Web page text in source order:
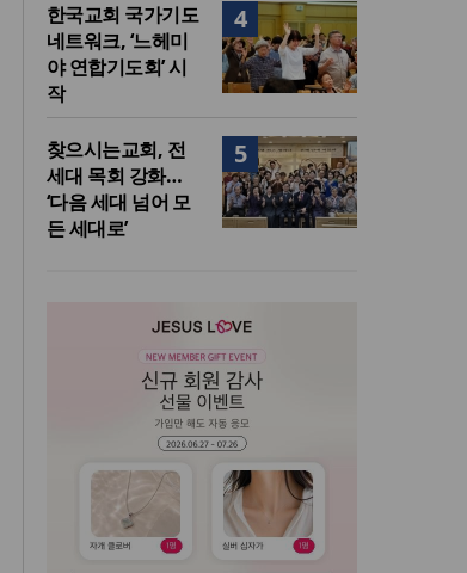
4
한국교회 국가기도
네트워크, ‘느헤미
야 연합기도회’ 시
작
5
찾으시는교회, 전
세대 목회 강화…
‘다음 세대 넘어 모
든 세대로’